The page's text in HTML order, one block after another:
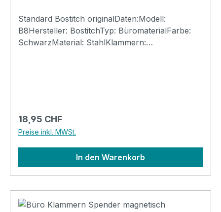
Standard Bostitch originalDaten:Modell:
B8Hersteller: BostitchTyp: BüromaterialFarbe:
SchwarzMaterial: StahlKlammern:
Regulärer Preis:
18,95 CHF
Preise inkl. MWSt.
In den Warenkorb